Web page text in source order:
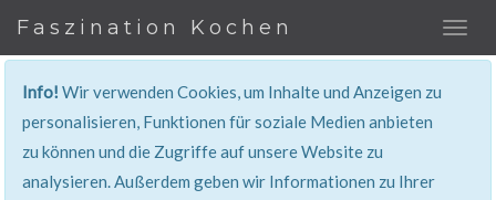
Faszination Kochen
Info!Wir verwenden Cookies, um Inhalte und Anzeigen zu
personalisieren, Funktionen für soziale Medien anbieten
zu können und die Zugriffe auf unsere Website zu
analysieren. Außerdem geben wir Informationen zu Ihrer
401, Nicht Erlaubt